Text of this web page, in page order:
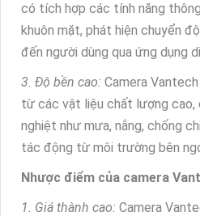
có tích hợp các tính năng
khuôn mặt, phát hiện chuyển
đến người dùng qua ứng dụng
3. Độ bền cao: Camera
từ các vật liệu chất lượng
nghiệt như mưa, nắng, chống
tác động từ môi trường bên
Nhược điểm của camera
1. Giá thành cao: Camera